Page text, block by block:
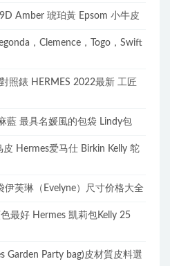
Amber 琥珀黃 Epsom 小牛皮
，Clemence，Togo，Swift
照錶 HERMES 2022最新 工匠
藍 最具名媛風的包袋 Lindy包
Hermes爱马仕 Birkin Kelly 鸵
芙琳（Evelyne）尺寸价格大全
最好 Hermes 凱莉包Kelly 25
Garden Party bag)皮材質皮料選